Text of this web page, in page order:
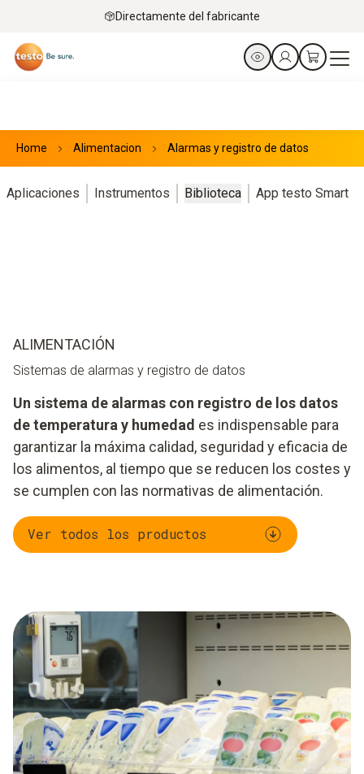
Directamente del fabricante
Home Alimentacion Alarmas y registro de datos
Aplicaciones Instrumentos Biblioteca App testo Smart
ALIMENTACIÓN
Sistemas de alarmas y registro de datos
Un sistema de alarmas con registro de los datos
de temperatura y humedad es indispensable para
garantizar la máxima calidad, seguridad y eficacia de
los alimentos, al tiempo que se reducen los costes y
se cumplen con las normativas de alimentación.
Ver todos los productos